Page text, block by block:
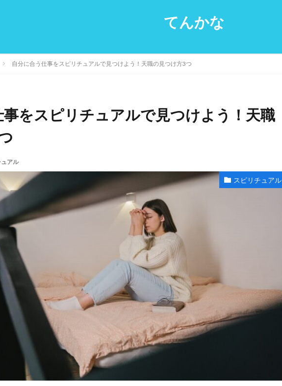
てんかな
自分に合う仕事をスピリチュアルで見つけよう！天職の見つけ方3つ
事をスピリチュアルで見つけよう！天職
アル
スピリチュアル